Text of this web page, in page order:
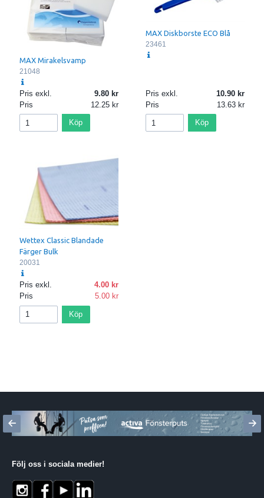
MAX Mirakelsvamp
21048
Pris exkl.
9.80
Pris
12.25
Köp
MAX Diskborste ECO Blå
23461
Pris exkl.
10.90
Pris
13.63
Köp
Wettex Classic Blandade
Färger Bulk
20031
Pris exkl.
4.00
Pris
5.00
Köp
Följ oss i sociala medier!